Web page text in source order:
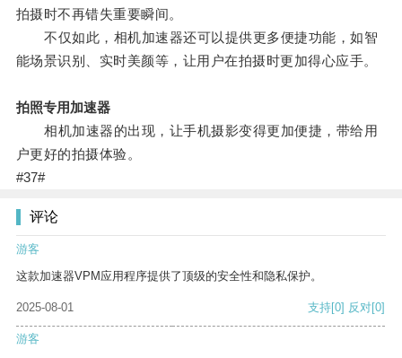
拍摄时不再错失重要瞬间。
不仅如此，相机加速器还可以提供更多便捷功能，如智
能场景识别、实时美颜等，让用户在拍摄时更加得心应手。
拍照专用加速器
相机加速器的出现，让手机摄影变得更加便捷，带给用
户更好的拍摄体验。
#37#
评论
游客
这款加速器VPM应用程序提供了顶级的安全性和隐私保护。
2025-08-01 支持[0] 反对[0]
游客